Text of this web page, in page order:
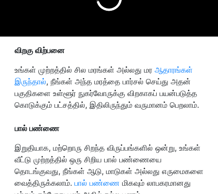
விறகு விற்பனை
உங்கள் முற்றத்தில் சில மரங்கள் அல்லது மர ஆதாரங்கள்
இருந்தால், நீங்கள் அந்த மரத்தை பார்சல் செய்து அதன்
பகுதிகளை உள்ளூர் நுகர்வோருக்கு விறகாகப் பயன்படுத்த
கொடுக்கும் பட்சத்தில், இதிலிருந்தும் வருமானம் பெறலாம்.
பால் பண்ணை
இறுதியாக, மற்றொரு சிறந்த விருப்பங்களில் ஒன்று, உங்கள்
வீட்டு முற்றத்தில் ஒரு சிறிய பால் பண்ணையை
தொடங்குவது, நீங்கள் ஆடு, மாடுகள் அல்லது எருமைகளை
வைத்திருக்கலாம். பால் பண்ணை மிகவும் லாபகரமானது